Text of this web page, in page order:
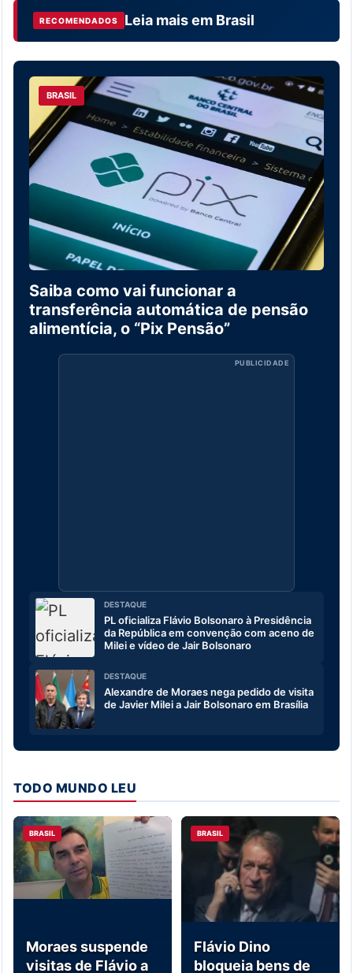
RECOMENDADOS Leia mais em Brasil
BRASIL
Saiba como vai funcionar a
transferência automática de pensão
alimentícia, o “Pix Pensão”
PUBLICIDADE
DESTAQUE
PL oficializa Flávio Bolsonaro à Presidência
da República em convenção com aceno de
Milei e vídeo de Jair Bolsonaro
DESTAQUE
Alexandre de Moraes nega pedido de visita
de Javier Milei a Jair Bolsonaro em Brasília
TODO MUNDO LEU
BRASIL
Moraes suspende
visitas de Flávio a
BRASIL
Flávio Dino
bloqueia bens de